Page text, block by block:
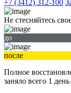
+7 (3412) 312-100
Не стесняйтесь
до
после
Полное
заняло всего 1 день